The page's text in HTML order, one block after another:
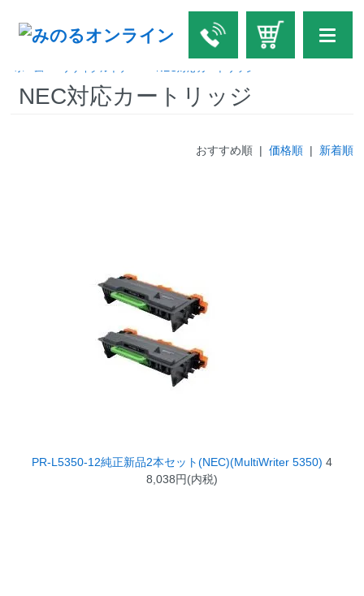
ホーム リサイクルトナー NEC対応カートリッジ
NEC対応カートリッジ
おすすめ順 | 価格順| 新着順
PR-L5350-12純正新品2本セット(NEC)(MultiWriter 5350) 4
8,038円(内税)